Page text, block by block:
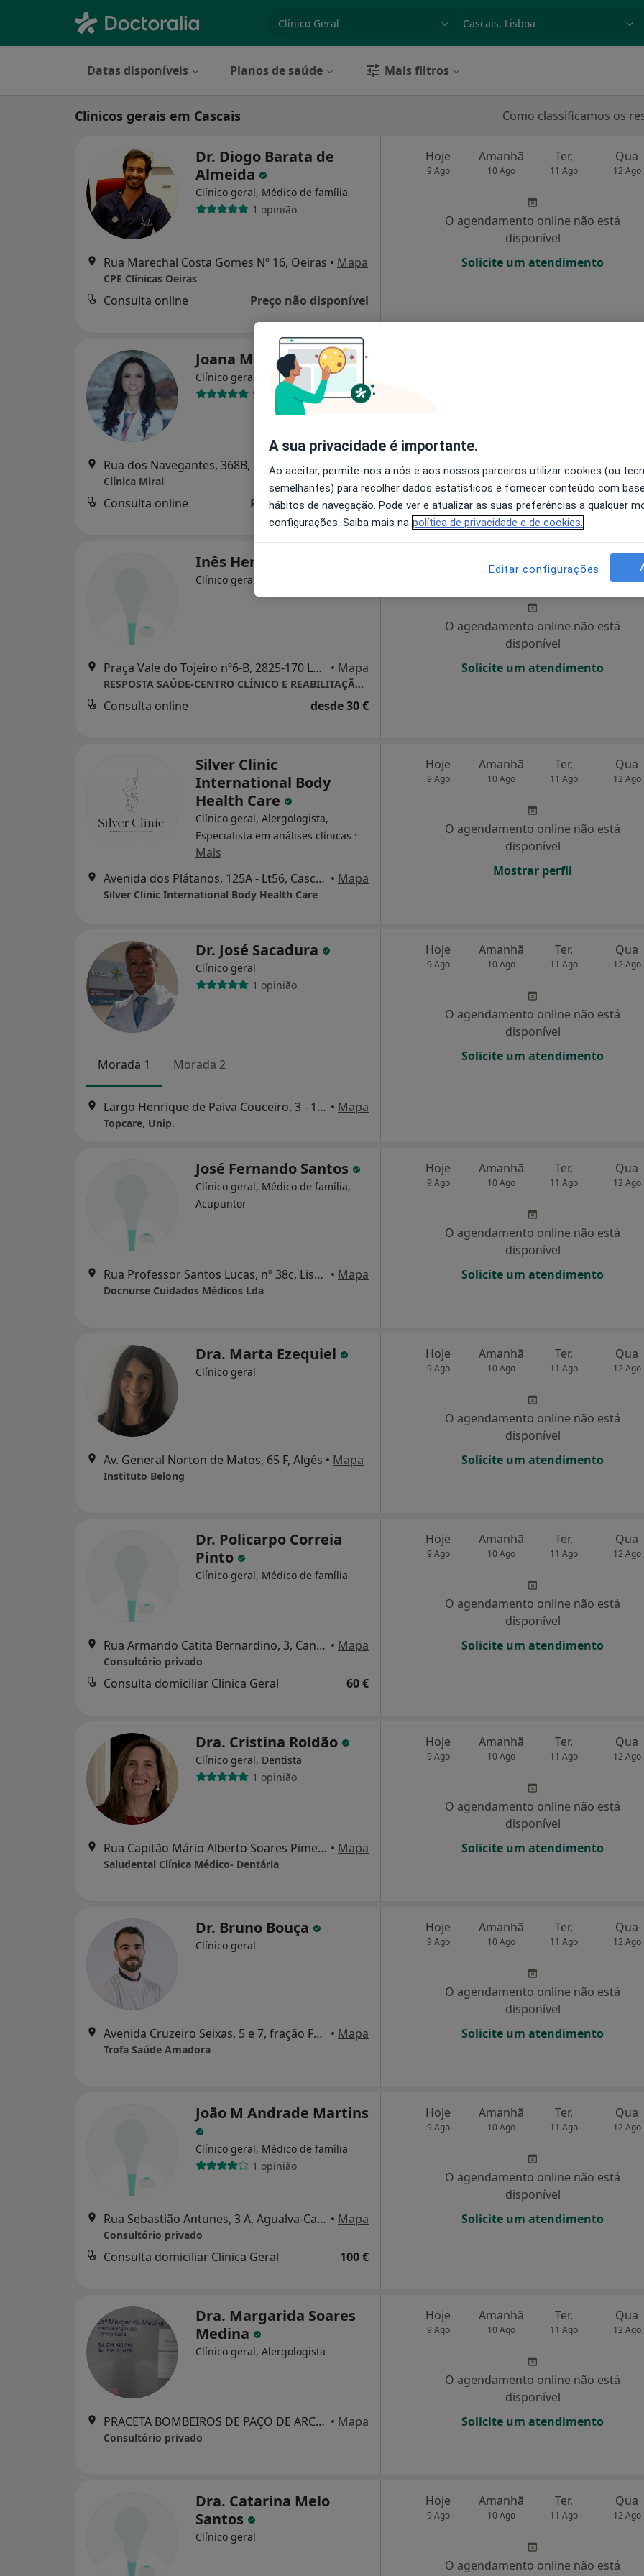
especialidade, doença ou nome
Datas disponíveis Planos de saúde Mais filtros
Clinicos gerais em Cascais Como classificamos os
Dr. Diogo Barata de
Almeida
Clínico geral, Médico de família
1 opinião
Rua Marechal Costa Gomes Nº 16, Oeiras • Mapa
CPE Clínicas Oeiras
Consulta online Preço não disponível
Hoje
9 Ago
Amanhã
10 Ago
Ter,
11 Ago
Qua
12 Ago
O agendamento online não está
disponível
Solicite um atendimento
Joana Morimitsu
Clínico geral
5 opiniões
Rua dos Navegantes, 368B, Cascais •Mapa
Clínica Mirai
Consulta online Preço não disponível
Solicite um atendimento
Inês Henriques
Clínico geral
Praça Vale do Tojeiro nº6-B, 2825-170 Lazarim/Caparica, Caparica • Mapa
RESPOSTA SAÚDE-CENTRO CLÍNICO E REABILITAÇÃO LDA
Consulta online desde 30 €
Amanhã
10 Ago 11 Ago
O agendamento online não está
disponível
Solicite um atendimento
Silver Clinic
International Body
Health Care
Clínico geral, Alergologista,
Especialista em análises clínicas ·
Mais
Avenida dos Plátanos, 125A - Lt56, Cascais • Mapa
Silver Clinic International Body Health Care
Hoje
9 Ago
Amanhã
10 Ago
Ter,
11 Ago
Qua
12 Ago
O agendamento online não está
disponível
Mostrar perfil
Dr. José Sacadura
Clínico geral
1 opinião
Morada 1 Morada 2
Largo Henrique de Paiva Couceiro, 3 - 1º, Oeiras • Mapa
Topcare, Unip.
Hoje
9 Ago
Amanhã
10 Ago
Ter,
11 Ago
Qua
12 Ago
O agendamento online não está
disponível
Solicite um atendimento
José Fernando Santos
Clínico geral, Médico de família,
Acupuntor
Rua Professor Santos Lucas, nº 38c, Lisboa • Mapa
Docnurse Cuidados Médicos Lda
Hoje
9 Ago
Amanhã
10 Ago
Ter,
11 Ago
Qua
12 Ago
O agendamento online não está
disponível
Solicite um atendimento
Dra. Marta Ezequiel
Clínico geral
Av. General Norton de Matos, 65 F, Algés • Mapa
Instituto Belong
Hoje
9 Ago
Amanhã
10 Ago
Ter,
11 Ago
Qua
12 Ago
O agendamento online não está
disponível
Solicite um atendimento
Dr. Policarpo Correia
Pinto
Clínico geral, Médico de família
Rua Armando Catita Bernardino, 3, Caneças • Mapa
Consultório privado
Consulta domiciliar Clinica Geral 60 €
Hoje
9 Ago
Amanhã
10 Ago
Ter,
11 Ago
Qua
12 Ago
O agendamento online não está
disponível
Solicite um atendimento
Dra. Cristina Roldão
Clínico geral, Dentista
1 opinião
Rua Capitão Mário Alberto Soares Pimentel -19-1o frente , Sintra • Mapa
Saludental Clínica Médico- Dentária
Hoje
9 Ago
Amanhã
10 Ago
Ter,
11 Ago
Qua
12 Ago
O agendamento online não está
disponível
Solicite um atendimento
Dr. Bruno Bouça
Clínico geral
Avenida Cruzeiro Seixas, 5 e 7, fração FU, Amadora • Mapa
Trofa Saúde Amadora
Hoje
9 Ago
Amanhã
10 Ago
Ter,
11 Ago
Qua
12 Ago
O agendamento online não está
disponível
Solicite um atendimento
João M Andrade Martins
Clínico geral, Médico de família
1 opinião
Rua Sebastião Antunes, 3 A, Agualva-Cacém • Mapa
Consultório privado
Consulta domiciliar Clinica Geral 100 €
Hoje
9 Ago
Amanhã
10 Ago
Ter,
11 Ago
Qua
12 Ago
O agendamento online não está
disponível
Solicite um atendimento
Dra. Margarida Soares
Medina
Clínico geral, Alergologista
PRACETA BOMBEIROS DE PAÇO DE ARCOS-Nº 7 A, Oeiras • Mapa
Consultório privado
Hoje
9 Ago
Amanhã
10 Ago
Ter,
11 Ago
Qua
12 Ago
O agendamento online não está
disponível
Solicite um atendimento
Dra. Catarina Melo
Santos
Clínico geral
Hoje
9 Ago
Amanhã
10 Ago
Ter,
11 Ago
Qua
12 Ago
O agendamento online não está
A sua privacidade é importante.
Ao aceitar, permite-nos a nós e aos nossos parceiros utilizar cookies (ou
semelhantes) para recolher dados estatísticos e fornecer conteúdo com
hábitos de navegação. Pode ver e atualizar as suas preferências a qualquer
configurações. Saiba mais na política de privacidade e de cookies.
Editar configurações